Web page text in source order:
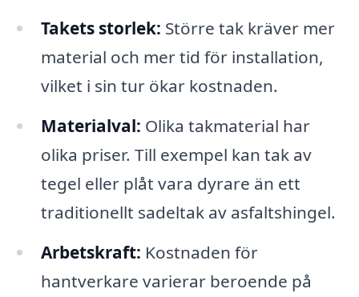
Takets storlek: Större tak kräver mer
material och mer tid för installation,
vilket i sin tur ökar kostnaden.
Materialval: Olika takmaterial har
olika priser. Till exempel kan tak av
tegel eller plåt vara dyrare än ett
traditionellt sadeltak av asfaltshingel.
Arbetskraft: Kostnaden för
hantverkare varierar beroende på